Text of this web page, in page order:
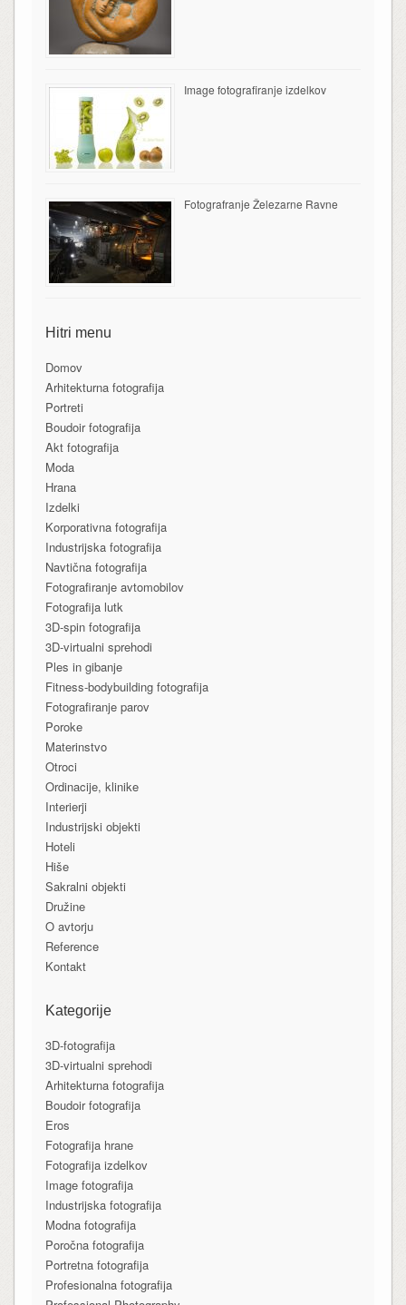
Image fotografiranje izdelkov
Fotografranje Železarne Ravne
Hitri menu
Domov
Arhitekturna fotografija
Portreti
Boudoir fotografija
Akt fotografija
Moda
Hrana
Izdelki
Korporativna fotografija
Industrijska fotografija
Navtična fotografija
Fotografiranje avtomobilov
Fotografija lutk
3D-spin fotografija
3D-virtualni sprehodi
Ples in gibanje
Fitness-bodybuilding fotografija
Fotografiranje parov
Poroke
Materinstvo
Otroci
Ordinacije, klinike
Interierji
Industrijski objekti
Hoteli
Hiše
Sakralni objekti
Družine
O avtorju
Reference
Kontakt
Kategorije
3D-fotografija
3D-virtualni sprehodi
Arhitekturna fotografija
Boudoir fotografija
Eros
Fotografija hrane
Fotografija izdelkov
Image fotografija
Industrijska fotografija
Modna fotografija
Poročna fotografija
Portretna fotografija
Profesionalna fotografija